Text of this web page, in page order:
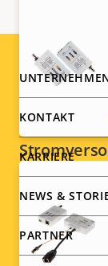
IP-
Leistung
Leistung
Footer
menu
KONTAKT
KARRIERE
NEWS &
PARTNER